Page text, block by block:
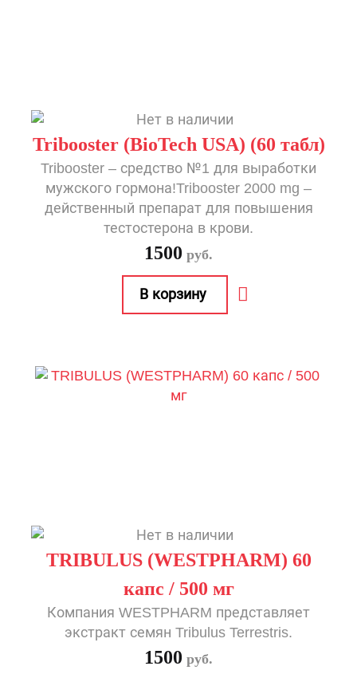
Tribooster (BioTech USA) (60 табл)
Tribooster – средство №1 для выработки
мужского гормона!Tribooster 2000 mg –
действенный препарат для повышения
тестостерона в крови.
1500 руб.
TRIBULUS (WESTPHARM) 60
капс / 500 мг
Компания WESTPHARM представляет
экстракт семян Tribulus Terrestris.
1500 руб.